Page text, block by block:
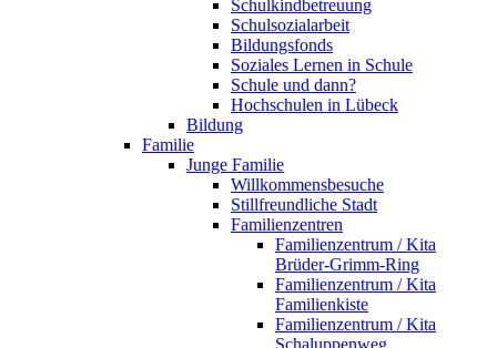
Schulkindbetreuung
Schulsozialarbeit
Bildungsfonds
Soziales Lernen in Schule
Schule und dann?
Hochschulen in Lübeck
Bildung
Familie
Junge Familie
Willkommensbesuche
Stillfreundliche Stadt
Familienzentren
Familienzentrum / Kita
Brüder-Grimm-Ring
Familienzentrum / Kita
Familienkiste
Familienzentrum / Kita
Schaluppenweg